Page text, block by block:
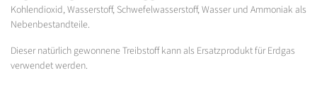
Kohlendioxid, Wasserstoff, Schwefelwasserstoff, Wasser und Ammoniak als
Nebenbestandteile.
Dieser natürlich gewonnene Treibstoff kann als Ersatzprodukt für Erdgas
verwendet werden.